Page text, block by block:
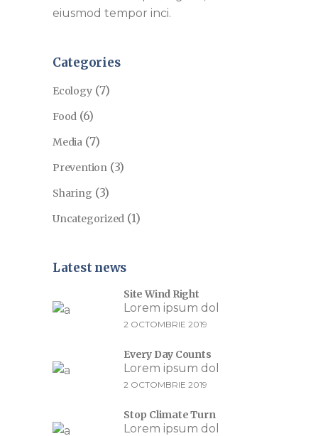
eiusmod tempor inci.
Categories
Ecology(7)
Food (6)
Media (7)
Prevention (3)
Sharing (3)
Uncategorized (1)
Latest news
Site Wind Right
Lorem ipsum dol
2 OCTOMBRIE 2019
Every Day Counts
Lorem ipsum dol
2 OCTOMBRIE 2019
Stop Climate Turn
Lorem ipsum dol